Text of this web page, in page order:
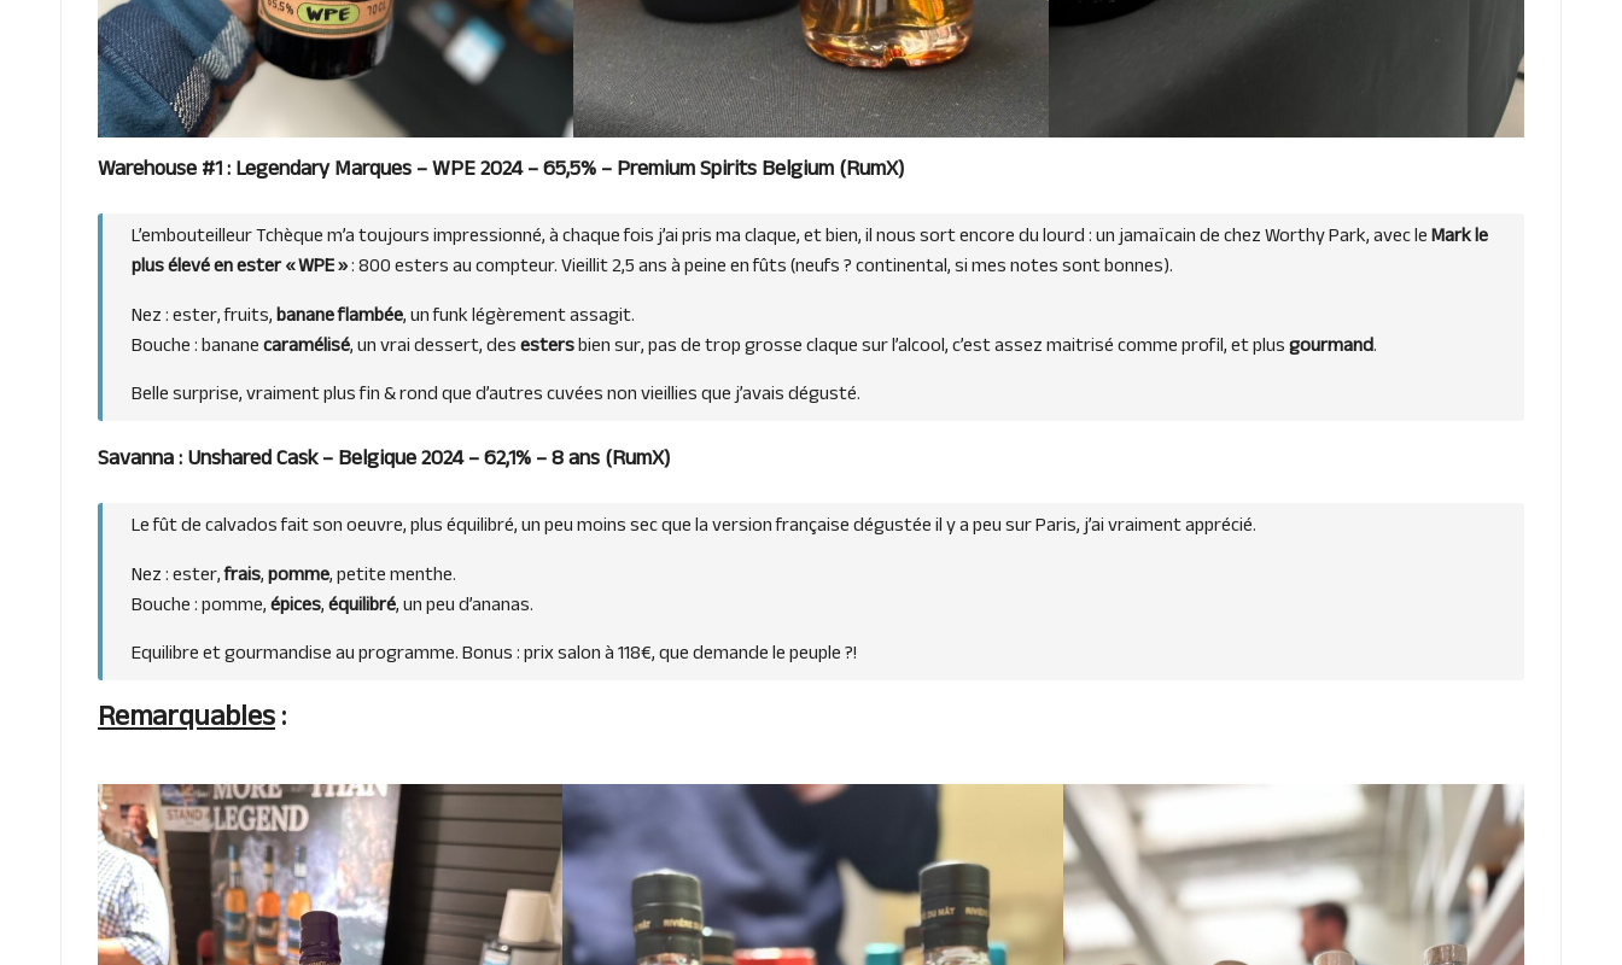
Warehouse #1 : Legendary Marques – WPE 2024 – 65,5% – Premium Spirits Belgium (RumX)
L’embouteilleur Tchèque m’a toujours impressionné, à chaque fois j’ai pris ma claque, et bien, il nous sort encore du lourd : un jamaïcain de chez Worthy Park, avec leMark le
plus élevé en ester « WPE »: 800 esters au compteur. Vieillit 2,5 ans à peine en fûts (neufs ? continental, si mes notes sont bonnes).
Nez : ester, fruits,banane flambée, un funk légèrement assagit.
Bouche : bananecaramélisé, un vrai dessert, desestersbien sur, pas de trop grosse claque sur l’alcool, c’est assez maitrisé comme profil, et plusgourmand.
Belle surprise, vraiment plus fin & rond que d’autres cuvées non vieillies que j’avais dégusté.
Savanna : Unshared Cask – Belgique 2024 – 62,1% – 8 ans (RumX)
Le fût de calvados fait son oeuvre, plus équilibré, un peu moins sec que la version française dégustée il y a peu sur Paris, j’ai vraiment apprécié.
Nez : ester,frais,pomme, petite menthe.
Bouche : pomme,épices,équilibré, un peu d’ananas.
Equilibre et gourmandise au programme. Bonus : prix salon à 118€, que demande le peuple ?!
Remarquables: